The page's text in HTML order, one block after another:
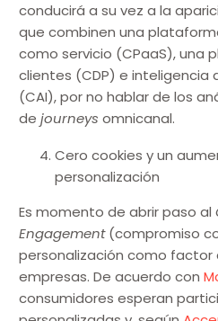
conducirá a su vez a la
que combinen una
como servicio (CPaaS), una
clientes (CDP) e inteligencia
(CAI), por no hablar de los
de journeys omnicanal.
Cero cookies y un
personalización
Es momento de abrir paso al
Engagement(compromiso
personalización como factor
empresas. De acuerdo con
consumidores esperan